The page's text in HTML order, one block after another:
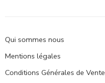
Qui sommes nous
Mentions légales
Conditions Générales de Vente